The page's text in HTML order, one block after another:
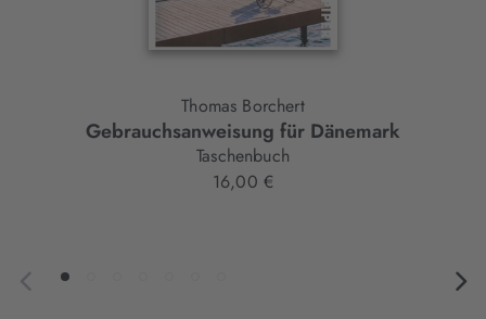
Thomas Borchert
Gebrauchsanweisung für Dänemark
Taschenbuch
16,00 €